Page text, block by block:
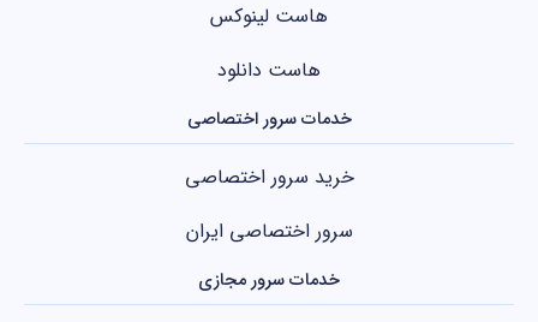
هاست لینوکس
هاست دانلود
خدمات سرور اختصاصی
خرید سرور اختصاصی
سرور اختصاصی ایران
خدمات سرور مجازی